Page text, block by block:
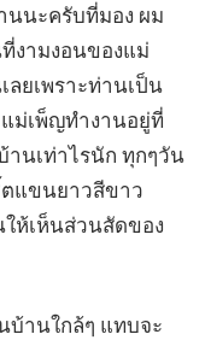
นนะครับที่มอง ผม
งามงอนของแม่
ลยเพราะท่านเป็น
ม่เพ็ญทำงานอยู่ที่
นเท่าไรนัก ทุกๆวัน
ตแขนยาวสีขาว
ให้เห็นส่วนสัดของ
านใกล้ๆ แทบจะ